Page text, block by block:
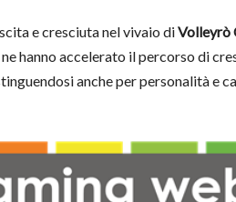
e cresciuta nel vivaio diVolleyrò
hanno accelerato il percorso di
anche per personalità e